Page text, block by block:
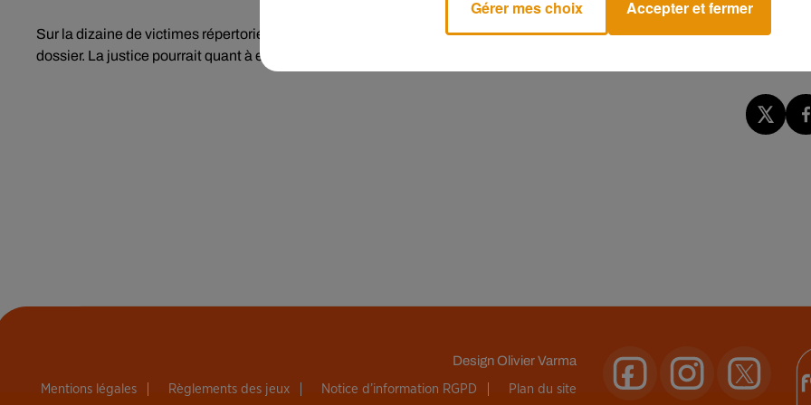
Sur la dizaine de victimes répertoriées par les enquêteurs, seules trois femmes se sont constituées partie civile dans le
dossier. La justice pourrait quant à elle bientôt reconnaître leur statut de victimes.
DesignOlivier Varma
Mentions légales Règlements des jeux Notice d’information RGPD Plan du site
Gérer mes choix Accepter et fermer